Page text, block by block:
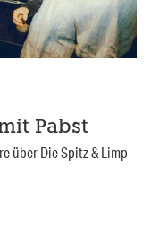
Pabst
über Die Spitz & Limp